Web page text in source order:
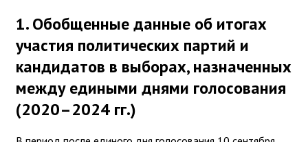
1. Обобщенные данные об итогах
участия политических партий и
кандидатов в выборах, назначенных
между едиными днями голосования
(2020–2024 гг.)